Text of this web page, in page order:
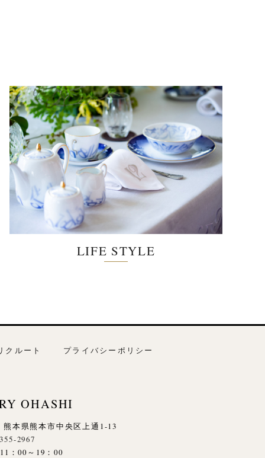
LIFE STYLE
クルート プライバシーポリシー
OHASHI
熊本県熊本市中央区上通1-13
2967
：00～19：00